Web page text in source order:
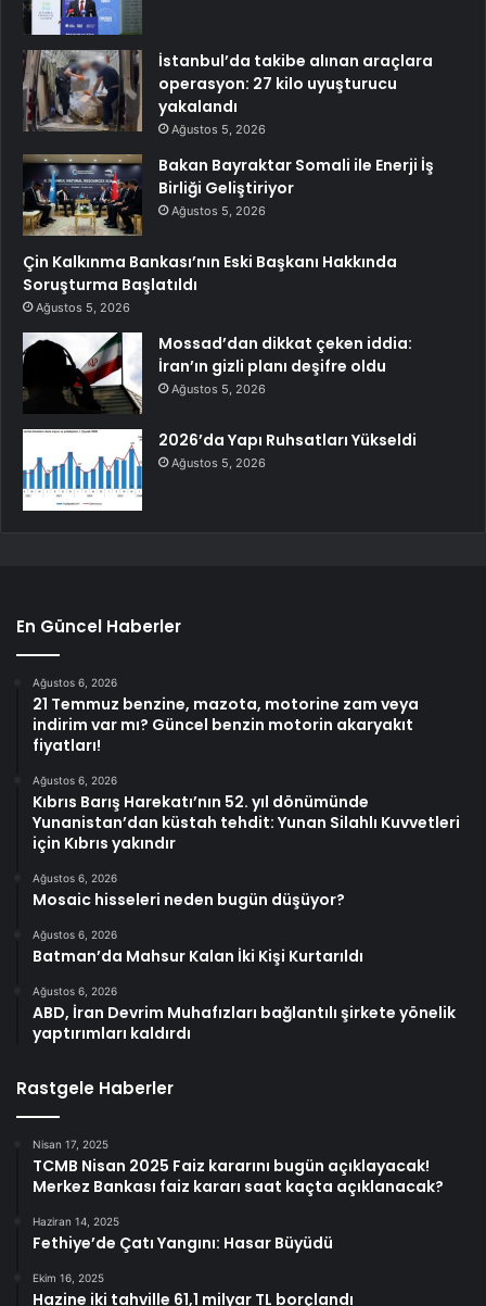
İstanbul’da takibe alınan araçlara
operasyon: 27 kilo uyuşturucu
yakalandı
Ağustos 5, 2026
Bakan Bayraktar Somali ile Enerji İş
Birliği Geliştiriyor
Ağustos 5, 2026
Çin Kalkınma Bankası’nın Eski Başkanı Hakkında
Soruşturma Başlatıldı
Ağustos 5, 2026
Mossad’dan dikkat çeken iddia:
İran’ın gizli planı deşifre oldu
Ağustos 5, 2026
2026’da Yapı Ruhsatları Yükseldi
Ağustos 5, 2026
En Güncel Haberler
Ağustos 6, 2026
21 Temmuz benzine, mazota, motorine zam veya
indirim var mı? Güncel benzin motorin akaryakıt
fiyatları!
Ağustos 6, 2026
Kıbrıs Barış Harekatı’nın 52. yıl dönümünde
Yunanistan’dan küstah tehdit: Yunan Silahlı Kuvvetleri
için Kıbrıs yakındır
Ağustos 6, 2026
Mosaic hisseleri neden bugün düşüyor?
Ağustos 6, 2026
Batman’da Mahsur Kalan İki Kişi Kurtarıldı
Ağustos 6, 2026
ABD, İran Devrim Muhafızları bağlantılı şirkete yönelik
yaptırımları kaldırdı
Rastgele Haberler
Nisan 17, 2025
TCMB Nisan 2025 Faiz kararını bugün açıklayacak!
Merkez Bankası faiz kararı saat kaçta açıklanacak?
Haziran 14, 2025
Fethiye’de Çatı Yangını: Hasar Büyüdü
Ekim 16, 2025
Hazine iki tahville 61,1 milyar TL borçlandı